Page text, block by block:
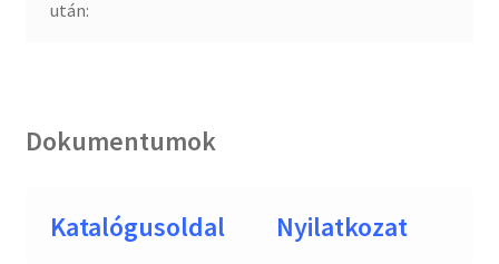
után:
Dokumentumok
Katalógusoldal Nyilatkozat